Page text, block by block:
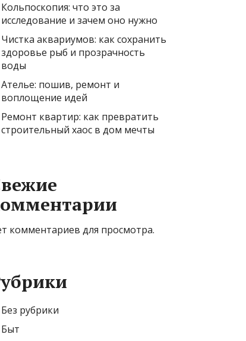
Кольпоскопия: что это за
исследование и зачем оно нужно
Чистка аквариумов: как сохранить
здоровье рыб и прозрачность
воды
Ателье: пошив, ремонт и
воплощение идей
Ремонт квартир: как превратить
строительный хаос в дом мечты
комментариев для просмотра.
Без рубрики
Быт